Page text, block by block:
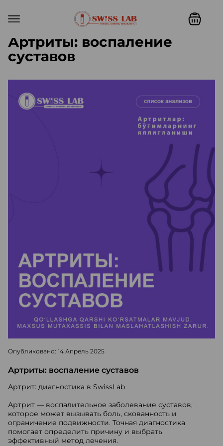
Артриты: воспаление
суставов
Опубликовано: 14 Апрель 2025
Артриты: воспаление суставов
Артрит: диагностика в SwissLab
Артрит — воспалительное заболевание суставов,
которое может вызывать боль, скованность и
ограничение подвижности. Точная диагностика
помогает определить причину и выбрать
эффективный метод лечения.